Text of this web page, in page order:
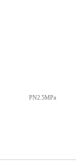
PN2.5MPa